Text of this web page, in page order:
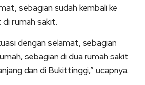
sebagian sudah kembali ke
rumah sakit.
dengan selamat, sebagian
sebagian di dua rumah sakit
dan di Bukittinggi,” ucapnya.